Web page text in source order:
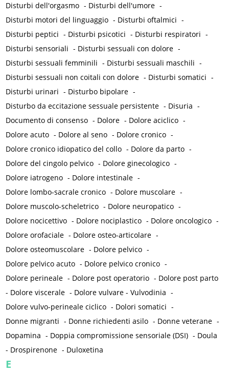
Disturbi dell'orgasmo - Disturbi dell'umore -
Disturbi motori del linguaggio - Disturbi oftalmici -
Disturbi peptici - Disturbi psicotici - Disturbi respiratori -
Disturbi sensoriali - Disturbi sessuali con dolore -
Disturbi sessuali femminili - Disturbi sessuali maschili -
Disturbi sessuali non coitali con dolore - Disturbi somatici -
Disturbi urinari - Disturbo bipolare -
Disturbo da eccitazione sessuale persistente - Disuria -
Documento di consenso - Dolore - Dolore aciclico -
Dolore acuto - Dolore al seno - Dolore cronico -
Dolore cronico idiopatico del collo - Dolore da parto -
Dolore del cingolo pelvico - Dolore ginecologico -
Dolore iatrogeno - Dolore intestinale -
Dolore lombo-sacrale cronico - Dolore muscolare -
Dolore muscolo-scheletrico - Dolore neuropatico -
Dolore nocicettivo - Dolore nociplastico - Dolore oncologico -
Dolore orofaciale - Dolore osteo-articolare -
Dolore osteomuscolare - Dolore pelvico -
Dolore pelvico acuto - Dolore pelvico cronico -
Dolore perineale - Dolore post operatorio - Dolore post parto
- Dolore viscerale - Dolore vulvare - Vulvodinia -
Dolore vulvo-perineale ciclico - Dolori somatici -
Donne migranti - Donne richiedenti asilo - Donne veterane -
Dopamina - Doppia compromissione sensoriale (DSI) - Doula
- Drospirenone - Duloxetina
E